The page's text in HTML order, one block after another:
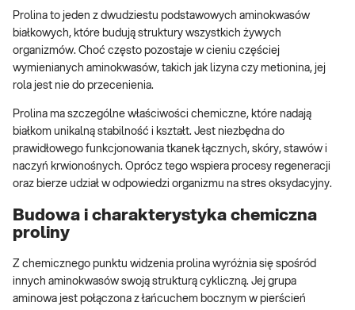
Prolina to jeden z dwudziestu podstawowych aminokwasów
białkowych, które budują struktury wszystkich żywych
organizmów. Choć często pozostaje w cieniu częściej
wymienianych aminokwasów, takich jak lizyna czy metionina, jej
rola jest nie do przecenienia.
Prolina ma szczególne właściwości chemiczne, które nadają
białkom unikalną stabilność i kształt. Jest niezbędna do
prawidłowego funkcjonowania tkanek łącznych, skóry, stawów i
naczyń krwionośnych. Oprócz tego wspiera procesy regeneracji
oraz bierze udział w odpowiedzi organizmu na stres oksydacyjny.
Budowa i charakterystyka chemiczna
proliny
Z chemicznego punktu widzenia prolina wyróżnia się spośród
innych aminokwasów swoją strukturą cykliczną. Jej grupa
aminowa jest połączona z łańcuchem bocznym w pierścień